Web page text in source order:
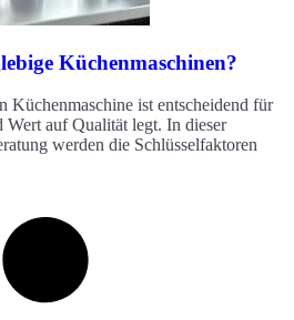
Küchenmaschinen?
Küchenmaschine ist entscheidend für
Wert auf Qualität legt. In dieser
werden die Schlüsselfaktoren